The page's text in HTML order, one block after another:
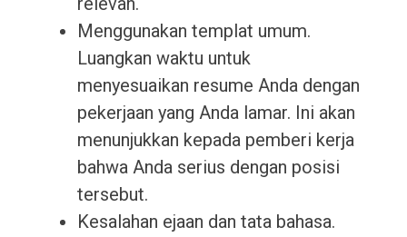
Menggunakan templat umum.
Luangkan waktu untuk
menyesuaikan resume Anda dengan
pekerjaan yang Anda lamar. Ini akan
menunjukkan kepada pemberi kerja
bahwa Anda serius dengan posisi
tersebut.
Kesalahan ejaan dan tata bahasa.